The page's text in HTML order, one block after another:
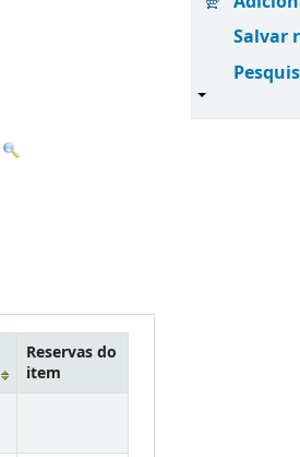
Reservas do
item
Salvar